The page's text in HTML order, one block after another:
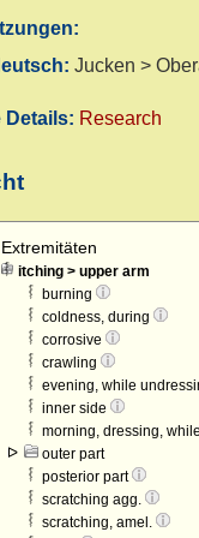
Jucken >
Details: Research
Extremitäten
itching > upper arm
burning
coldness, during
corrosive
crawling
evening, while
inner side
morning, dressing, while
outer part
posterior part
scratching agg.
scratching, amel.